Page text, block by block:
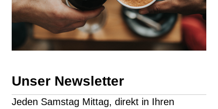
Unser Newsletter
Jeden Samstag Mittag, direkt in Ihren